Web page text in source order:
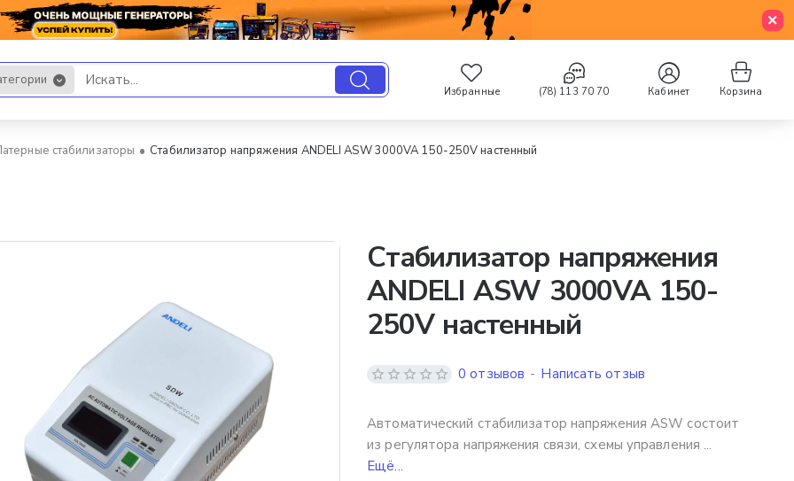
Избранные (78) 113 70 70 Кабинет Корзина
стабилизаторы Стабилизатор напряжения ANDELI ASW 3000VA 150-250V настенный
Стабилизатор напряжения
ANDELI ASW 3000VA 150-
250V настенный
Автоматический стабилизатор напряжения ASW состоит
из регулятора напряжения связи, схемы управления ...
Ещё...
0 отзывов - Написать отзыв